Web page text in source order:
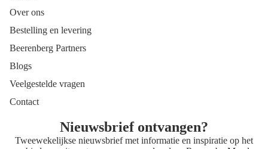
Over ons
Bestelling en levering
Beerenberg Partners
Blogs
Veelgestelde vragen
Contact
Nieuwsbrief ontvangen?
Tweewekelijkse nieuwsbrief met informatie en inspiratie op het